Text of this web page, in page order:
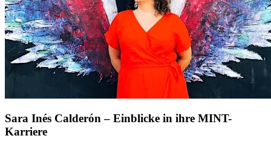
Sara Inés Calderón – Einblicke in ihre MINT-
Karriere